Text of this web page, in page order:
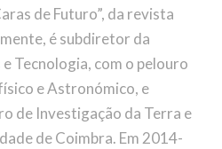
de Futuro”, da revista
é subdiretor da
Tecnologia, com o pelouro
e Astronómico, e
de Investigação da Terra e
de Coimbra. Em 2014-